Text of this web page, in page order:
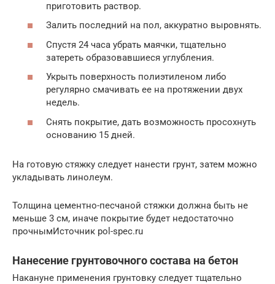
приготовить раствор.
Залить последний на пол, аккуратно выровнять.
Спустя 24 часа убрать маячки, тщательно
затереть образовавшиеся углубления.
Укрыть поверхность полиэтиленом либо
регулярно смачивать ее на протяжении двух
недель.
Снять покрытие, дать возможность просохнуть
основанию 15 дней.
На готовую стяжку следует нанести грунт, затем можно
укладывать линолеум.
Толщина цементно-песчаной стяжки должна быть не
меньше 3 см, иначе покрытие будет недостаточно
прочнымИсточник pol-spec.ru
Нанесение грунтовочного состава на бетон
Накануне применения грунтовку следует тщательно